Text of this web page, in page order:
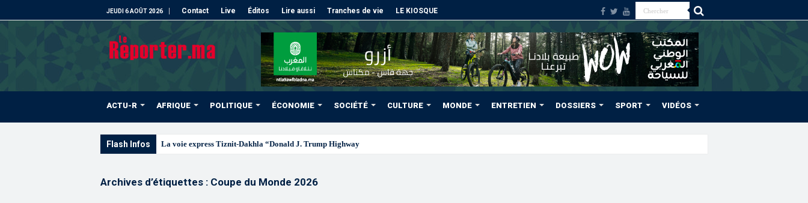
JEUDI 6 AOÛT 2026 Contact Live Éditos Lire aussi Tranches de vie LE KIOSQUE
ACTU-R AFRIQUE POLITIQUE ÉCONOMIE SOCIÉTÉ CULTURE MONDE ENTRETIEN DOSSIERS SPORT VIDÉOS
Flash Infos La voie express Tiznit-Dakhla “Donald J. Trump Highway”, une parfaite illustration de la grande
Archives d’étiquettes : Coupe du Monde 2026